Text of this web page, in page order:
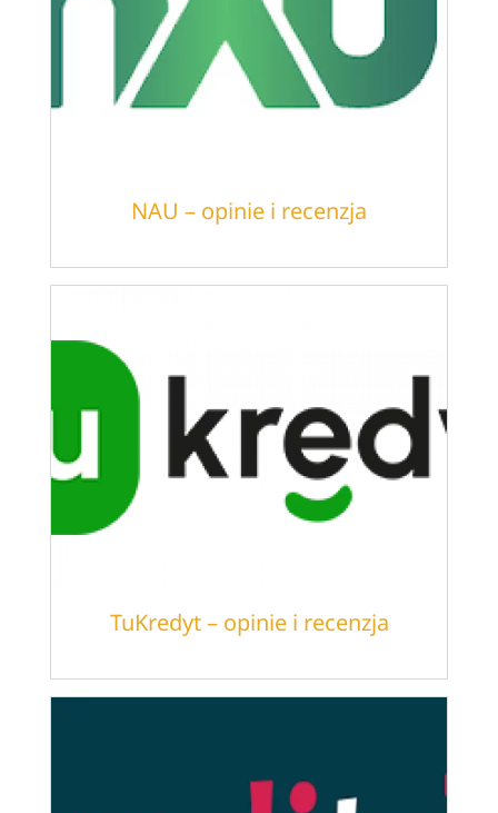
NAU – opinie i recenzja
TuKredyt – opinie i recenzja